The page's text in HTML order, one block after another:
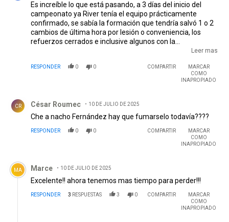
Es increíble lo que está pasando, a 3 días del inicio del
campeonato ya River tenía el equipo prácticamente
confirmado, se sabía la formación que tendría salvó 1 o 2
cambios de última hora por lesión o conveniencia, los
refuerzos cerrados e inclusive algunos con la
pretemporada hecha todo eso hace unos años atrás, más
están buscando jugadores, no se sabe cuál será el equipo,
como que se va a jugar un picadito y a última hora se
desorientado, con una falta de pertenencia y totalmente
incrédulo de lo que están haciendo tanta la alta como la
sepan por quién van a votar y salgamos de este marasmo
en el que estamos sumidos. Abrazo millonario a los
Leer mas
RESPONDER 0 0 COMPARTIR
MARCAR
COMO
INAPROPIADO
CR César Roumec 10 DE JULIO DE 2025
Che a nacho Fernández hay que fumarselo todavía????
RESPONDER 0 0 COMPARTIR
MARCAR
COMO
INAPROPIADO
Comentario de Marce.
MA Marce 10 DE JULIO DE 2025
Excelente!! ahora tenemos mas tiempo para perder!!!
RESPONDER 3 RESPUESTAS 3 0 COMPARTIR
MARCAR
COMO
INAPROPIADO